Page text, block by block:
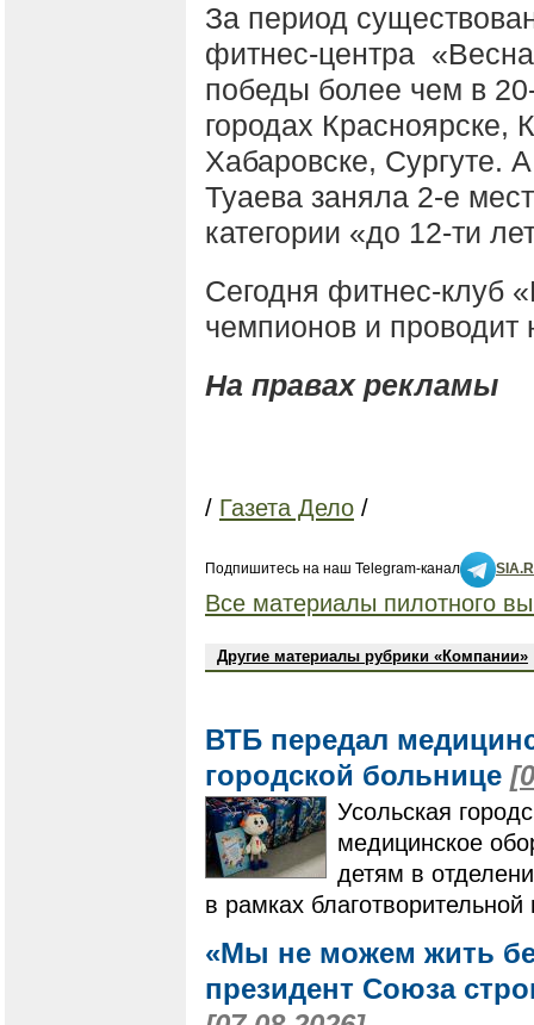
За период
фитнес-центра
победы более чем в
городах Красноярске,
Хабаровске, Сургуте.
Туаева заняла 2-е
категории «до 12-ти
Сегодня фитнес-клуб
чемпионов и проводит
На правах рекламы
/ Газета Дело /
Подпишитесь на наш Telegram-канал
Все материалы пилотного
Другие материалы рубрики «Компании»
ВТБ передал
городской больнице
Усольская
медицинское
детям в
в рамках
«Мы не можем жить
президент Союза